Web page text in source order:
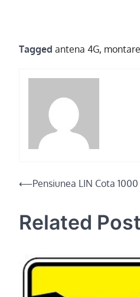
Tagged antena 4G,
Post
⟵Pensiunea LIN Cota
Related